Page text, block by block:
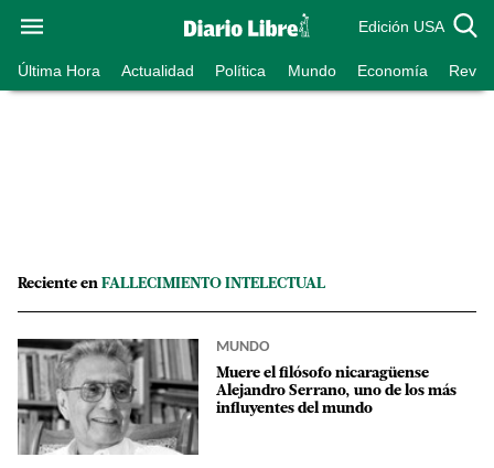
Edición USA
Última Hora Actualidad Política Mundo Economía
Reciente en FALLECIMIENTO INTELECTUAL
MUNDO
Muere el filósofo nicaragüense
Alejandro Serrano, uno de los más
influyentes del mundo